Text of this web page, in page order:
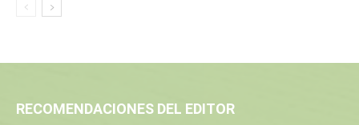
RECOMENDACIONES DEL EDITOR